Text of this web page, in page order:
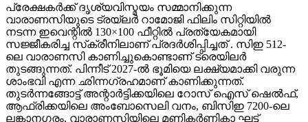
പ്രേക്ഷകർക്ക് ദൃശ്യവിസ്മയം സമ്മാനിക്കുന്ന
വാരാണസിയുടെ ട്രയ്ലർ റാമോജി ഫിലിം സിറ്റിയിൽ
നടന്ന ഇവെന്റിൽ 130×100 ഫീറ്റിൽ പ്രത്യേകമായി
സജ്ജീകരിച്ച സ്‌ക്രീനിലാണ് പ്രദർശിപ്പിച്ചത് . സിഇ 512-
ലെ വാരാണസി കാണിച്ചുകൊണ്ടാണ് ട്രെയിലര്‍
തുടങ്ങുന്നത്. പിന്നീട് 2027-ല്‍ ഭൂമിയെ ലക്ഷ്യമാക്കി വരുന്ന
ശാംഭവി എന്ന ഛിന്നഗ്രഹമാണ് കാണിക്കുന്നത്.
തുടര്‍ന്നങ്ങോട്ട് അന്റാര്‍ട്ടിക്കയിലെ റോസ് ഐസ് ഷെല്‍ഫ്,
ആഫ്രിക്കയിലെ അംബോസെലി വനം, ബിസിഇ 7200-ലെ
ലങ്കാനഗരം, വാരാണസിയിലെ മണികര്‍ണികാ ഘട്ട്